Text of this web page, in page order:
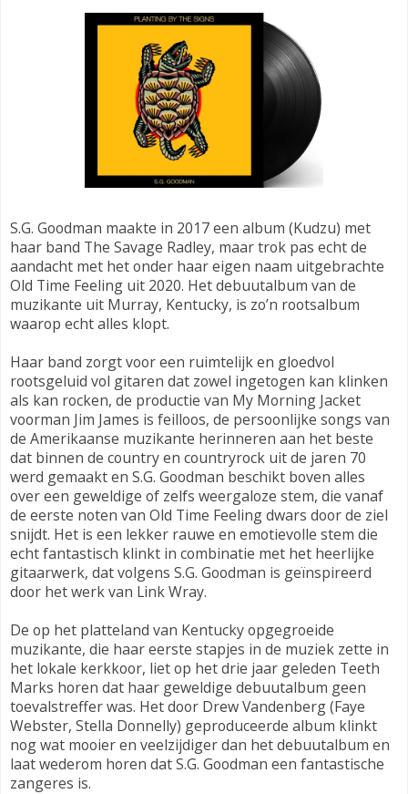
S.G. Goodman maakte in 2017 een album (Kudzu) met
haar band The Savage Radley, maar trok pas echt de
aandacht met het onder haar eigen naam uitgebrachte
Old Time Feeling uit 2020. Het debuutalbum van de
muzikante uit Murray, Kentucky, is zo’n rootsalbum
waarop echt alles klopt.
Haar band zorgt voor een ruimtelijk en gloedvol
rootsgeluid vol gitaren dat zowel ingetogen kan klinken
als kan rocken, de productie van My Morning Jacket
voorman Jim James is feilloos, de persoonlijke songs van
de Amerikaanse muzikante herinneren aan het beste
dat binnen de country en countryrock uit de jaren 70
werd gemaakt en S.G. Goodman beschikt boven alles
over een geweldige of zelfs weergaloze stem, die vanaf
de eerste noten van Old Time Feeling dwars door de ziel
snijdt. Het is een lekker rauwe en emotievolle stem die
echt fantastisch klinkt in combinatie met het heerlijke
gitaarwerk, dat volgens S.G. Goodman is geïnspireerd
door het werk van Link Wray.
De op het platteland van Kentucky opgegroeide
muzikante, die haar eerste stapjes in de muziek zette in
het lokale kerkkoor, liet op het drie jaar geleden Teeth
Marks horen dat haar geweldige debuutalbum geen
toevalstreffer was. Het door Drew Vandenberg (Faye
Webster, Stella Donnelly) geproduceerde album klinkt
nog wat mooier en veelzijdiger dan het debuutalbum en
laat wederom horen dat S.G. Goodman een fantastische
zangeres is.